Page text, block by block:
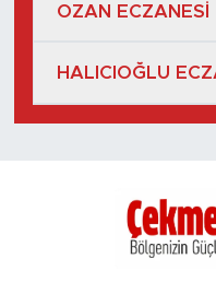
OZAN ECZANESİ
HALICIOĞLU